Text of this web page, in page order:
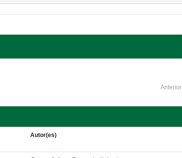
Anterior
Autor(es)